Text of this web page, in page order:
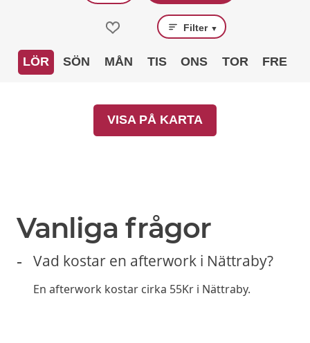
Filter ▼
LÖR SÖN MÅN TIS ONS TOR FRE
VISA PÅ KARTA
Vanliga frågor
Vad kostar en afterwork i Nättraby?
En afterwork kostar cirka 55Kr i Nättraby.